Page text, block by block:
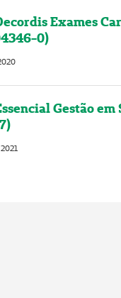
Exames
0)
Gestão em